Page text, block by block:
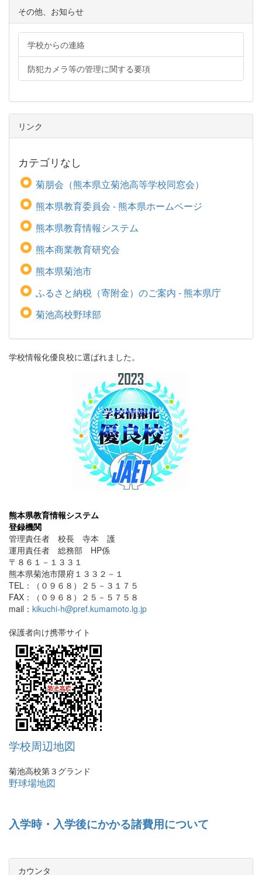
その他、お知らせ
学校からの連絡
防犯カメラ等の管理に関する要項
リンク
カテゴリなし
菊朋会（熊本県立菊池高等学校同窓会）
熊本県教育委員会 - 熊本県ホームページ
熊本県教育情報システム
熊本商業教育研究会
熊本県菊池市
ふるさと納税（寄附金）のご案内 - 熊本県庁
菊池高校野球部
学校情報化優良校に選ばれました。
熊本県教育情報システム
登録機関
管理責任者 校長 寺本 護
運用責任者 総務部 HP係
〒８６１－１３３１
熊本県菊池市隈府１３３２－１
TEL：（０９６８）２５－３１７５
FAX：（０９６８）２５－５７５８
mail： kikuchi-h@pref.kumamoto.lg.jp
保護者向け携帯サイト
学校周辺地図
菊池高校第３グランド
野球場地図
入学時・入学後にかかる諸費用について
カウンタ